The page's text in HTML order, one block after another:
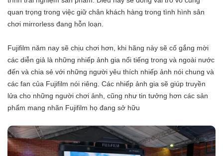
quan trọng trong việc giữ chân khách hàng trong tình hình sân
chơi mirrorless đang hỗn loạn.
Fujifilm năm nay sẽ chịu chơi hơn, khi hãng này sẽ cố gắng mời
các diễn giả là những nhiếp ảnh gia nổi tiếng trong và ngoài nước
đến và chia sẻ với những người yêu thích nhiếp ảnh nói chung và
các fan của Fujifilm nói riêng. Các nhiếp ảnh gia sẽ giúp truyền
lửa cho những người chơi ảnh, cũng như tin tưởng hơn các sản
phẩm mang nhãn Fujifilm họ đang sở hữu